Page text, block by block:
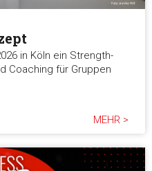
in Köln ein Strength-
Coaching für Gruppen
MEHR >